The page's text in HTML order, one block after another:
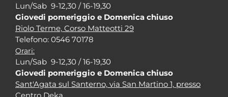
Lun/Sab 9-12,30 / 16-19,30
Giovedi pomeriggio e Domenica chiuso
Riolo Terme, Corso Matteotti 29
Telefono: 0546 70178
Orari:
Lun/Sab 9-12,30 / 16-19,30
Giovedi pomeriggio e Domenica chiuso
Sant'Agata sul Santerno, via San Martino 1, presso